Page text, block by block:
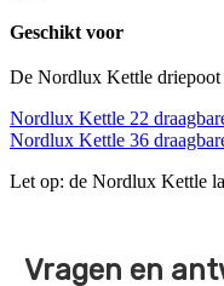
Geschikt voor
De Nordlux Kettle driepoot
Nordlux Kettle 22
Nordlux Kettle 36
Let op: de Nordlux Kettle
Vragen en